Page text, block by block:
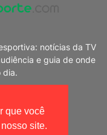
que você
site.
notícias da TV
e guia de onde
dia.